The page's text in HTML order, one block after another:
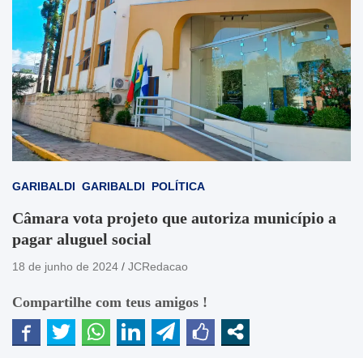
GARIBALDI GARIBALDI POLÍTICA
Câmara vota projeto que autoriza município a
pagar aluguel social
18 de junho de 2024 JCRedacao
Compartilhe com teus amigos !